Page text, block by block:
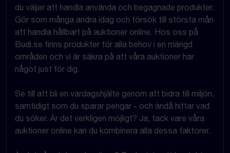
du väljer att handla använda och begagnade produkter.
Gör som många andra idag och försök till största mån
att handla hållbart på auktioner online. Hos oss på
Budi.se finns produkter för alla behov i en mängd
områden och vi är säkra på att våra auktioner har
något just för dig.
Se till att bli en vardagshjälte genom att bidra till miljön,
samtidigt som du sparar pengar - och ändå hittar vad
du söker. Är det verkligen möjligt? Ja, tack vare våra
auktioner online kan du kombinera alla dessa faktorer.